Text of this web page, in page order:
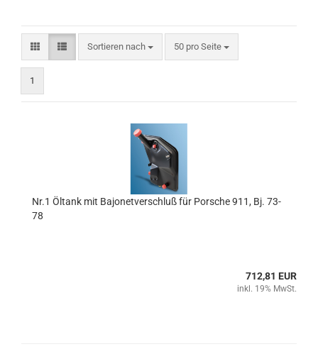
Sortieren nach
Sortieren nach 50 pro Seite
pro Seite
1
Nr.1 Öltank mit Bajonetverschluß für Porsche 911, Bj. 73-
78
712,81 EUR
inkl. 19% MwSt.